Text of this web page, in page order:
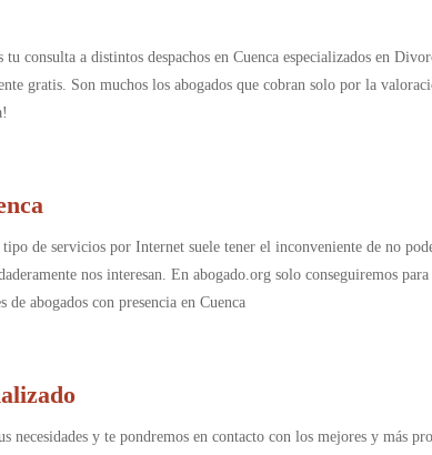
tu consulta a distintos despachos en Cuenca especializados en
gratis. Son muchos los abogados que cobran solo por la
tipo de servicios por Internet suele tener el inconveniente de no
nos interesan. En abogado.org solo conseguiremos
de abogados con presencia en Cuenca
necesidades y te pondremos en contacto con los mejores y más